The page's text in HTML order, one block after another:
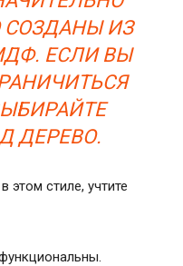
СОЗДАНЫ ИЗ
ЕСЛИ ВЫ
ДЕРЕВО.
стиле, учтите